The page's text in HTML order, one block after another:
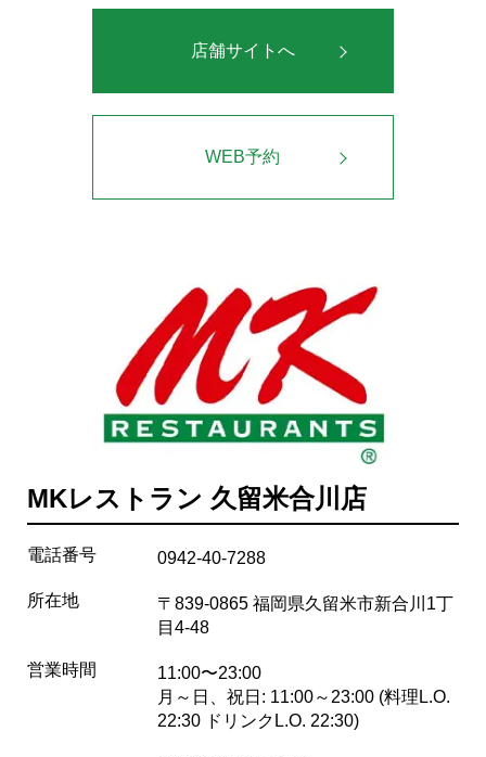
店舗サイトへ
WEB予約
MKレストラン 久留米合川店
電話番号 0942-40-7288
所在地
〒839-0865 福岡県久留米市新合川1丁
目4-48
営業時間
11:00〜23:00
月～日、祝日: 11:00～23:00 (料理L.O.
22:30 ドリンクL.O. 22:30)